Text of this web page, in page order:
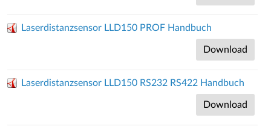
Laserdistanzsensor LLD150 PROF Handbuch
Download
Laserdistanzsensor LLD150 RS232 RS422 Handbuch
Download